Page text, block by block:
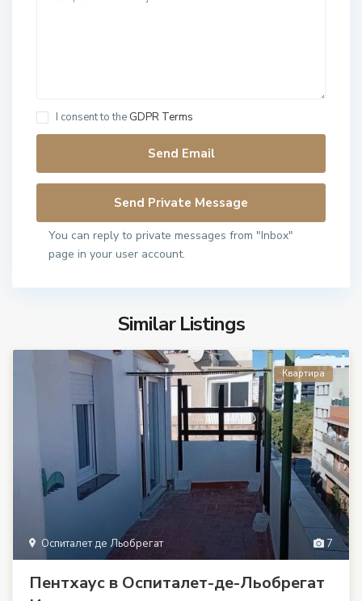
I consent to the GDPR Terms
You can reply to private messages from "Inbox"
page in your user account.
Similar Listings
7
Оспиталет де Льобрегат
Квартира
Пентхаус в Оспиталет-де-Льобрегат